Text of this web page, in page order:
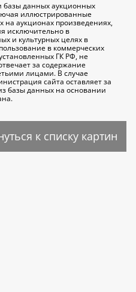
базы данных аукционных
иллюстрированные
на аукционах произведениях,
исключительно в
и культурных целях в
в коммерческих
ГК РФ, не
за содержание
лицами. В случае
сайта оставляет за
базы данных на основании
к списку картин